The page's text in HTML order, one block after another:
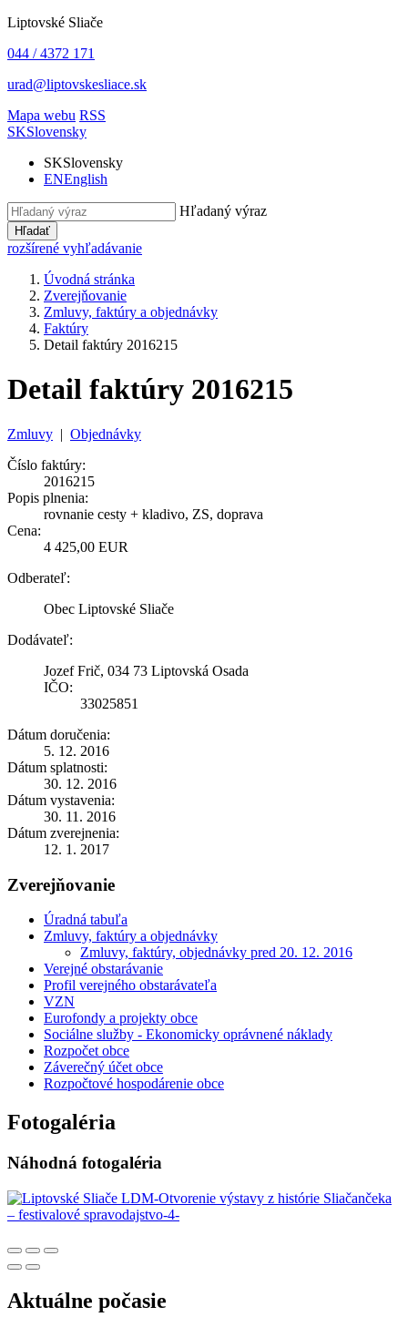
Liptovské Sliače
044 / 4372 171
urad@liptovskesliace.sk
Mapa webu RSS
SKSlovensky
SKSlovensky
ENEnglish
Hľadaný výraz
Hľadať
rozšírené vyhľadávanie
Úvodná stránka
Zverejňovanie
Zmluvy, faktúry a objednávky
Faktúry
Detail faktúry 2016215
Detail faktúry 2016215
Zmluvy | Objednávky
Číslo faktúry:
2016215
Popis plnenia:
rovnanie cesty + kladivo, ZS, doprava
Cena:
4 425,00 EUR
Odberateľ:
Obec Liptovské Sliače
Dodávateľ:
Jozef Frič, 034 73 Liptovská Osada
IČO:
33025851
Dátum doručenia:
5. 12. 2016
Dátum splatnosti:
30. 12. 2016
Dátum vystavenia:
30. 11. 2016
Dátum zverejnenia:
12. 1. 2017
Zverejňovanie
Úradná tabuľa
Zmluvy, faktúry a objednávky
Zmluvy, faktúry, objednávky pred 20. 12. 2016
Verejné obstarávanie
Profil verejného obstarávateľa
VZN
Eurofondy a projekty obce
Sociálne služby - Ekonomicky oprávnené náklady
Rozpočet obce
Záverečný účet obce
Rozpočtové hospodárenie obce
Fotogaléria
Náhodná fotogaléria
Aktuálne počasie